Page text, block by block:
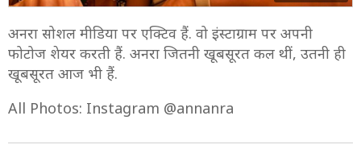
अनरा सोशल मीडिया पर एक्टिव हैं. वो इंस्टाग्राम पर अपनी
फोटोज शेयर करती हैं. अनरा जितनी खूबसूरत कल थीं, उतनी ही
खूबसूरत आज भी हैं.
All Photos: Instagram @annanra